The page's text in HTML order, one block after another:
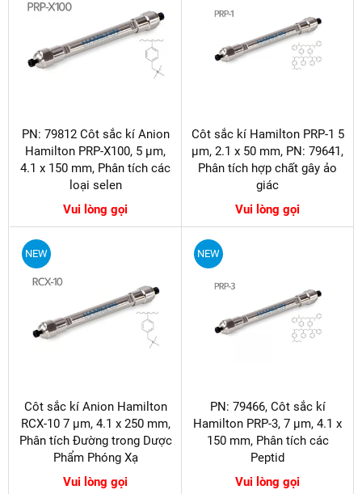
PN: 79812 Côt sắc kí Anion
Hamilton PRP-X100, 5 µm,
4.1 x 150 mm, Phân tích các
loại selen
Vui lòng gọi
Côt sắc kí Hamilton PRP-1 5
µm, 2.1 x 50 mm, PN: 79641,
Phân tích hợp chất gây ảo
giác
Vui lòng gọi
NEW
Côt sắc kí Anion Hamilton
RCX-10 7 µm, 4.1 x 250 mm,
Phân tích Đường trong Dược
Phẩm Phóng Xạ
Vui lòng gọi
NEW
PN: 79466, Côt sắc kí
Hamilton PRP-3, 7 µm, 4.1 x
150 mm, Phân tích các
Peptid
Vui lòng gọi